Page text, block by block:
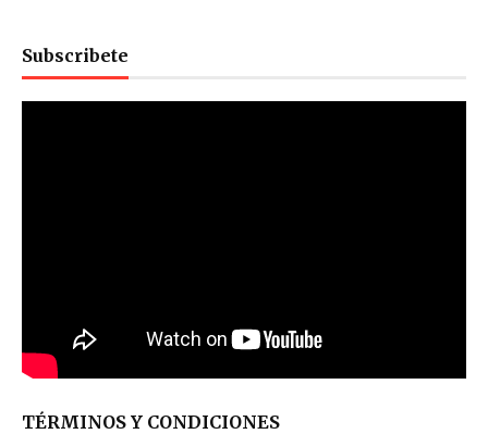
Subscribete
TÉRMINOS Y CONDICIONES